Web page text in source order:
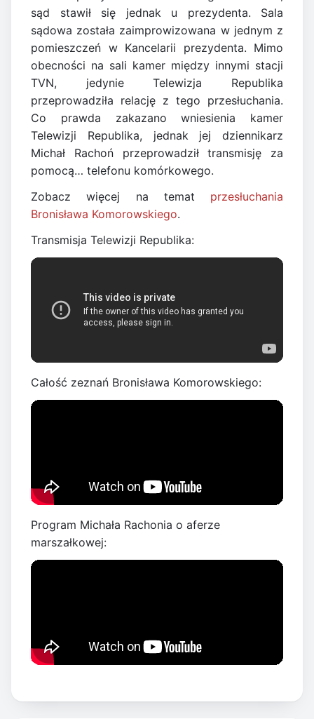
sąd stawił się jednak u prezydenta. Sala
sądowa została zaimprowizowana w jednym z
pomieszczeń w Kancelarii prezydenta. Mimo
obecności na sali kamer między innymi stacji
TVN, jedynie Telewizja Republika
przeprowadziła relację z tego przesłuchania.
Co prawda zakazano wniesienia kamer
Telewizji Republika, jednak jej dziennikarz
Michał Rachoń przeprowadził transmisję za
pomocą… telefonu komórkowego.
Zobacz więcej na temat przesłuchania
Bronisława Komorowskiego.
Transmisja Telewizji Republika:
Całość zeznań Bronisława Komorowskiego:
Program Michała Rachonia o aferze
marszałkowej: